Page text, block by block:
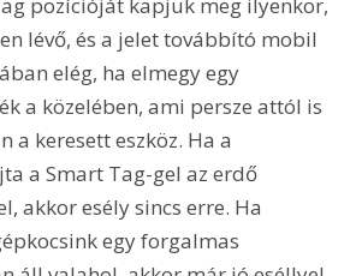
lévő, és a jelet továbbító mobil
elég, ha elmegy egy
a közelében, ami persze attól is
a keresett eszköz. Ha a
a Smart Tag-gel az erdő
akkor esély sincs erre. Ha
egy forgalmas